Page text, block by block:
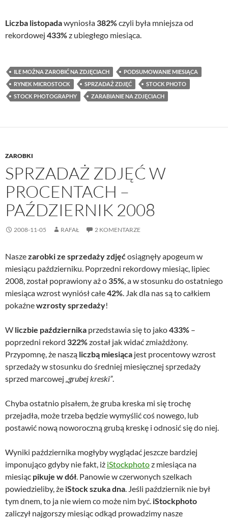
Liczba listopadawyniosła 382%czyli była mniejsza od
rekordowej 433%z ubiegłego miesiąca.
ILE MOŻNA ZAROBIĆ NA ZDJĘCIACH
PODSUMOWANIE MIESIĄCA
RYNEK MICROSTOCK
SPRZADAŻ ZDJĘĆ
STOCK PHOTO
STOCK PHOTOGRAPHY
ZARABIANIE NA ZDJĘCIACH
ZAROBKI
SPRZADAŻ ZDJĘĆ W
PROCENTACH –
PAŹDZIERNIK 2008
2008-11-05 RAFAŁ 2 KOMENTARZE
Naszezarobki ze sprzedaży zdjęćosiągnęły apogeum w
miesiącu październiku. Poprzedni rekordowy miesiąc, lipiec
2008, został poprawiony aż o 35%, a w stosunku do ostatniego
miesiąca wzrost wyniósł całe42%. Jak dla nas są to całkiem
pokaźnewzrosty sprzedaży!
W liczbie października przedstawia się to jako433% –
poprzedni rekord 322%został jak widać zmiażdżony.
Przypomnę, że naszą liczbą miesiąca jest procentowy wzrost
sprzedaży w stosunku do średniej miesięcznej sprzedaży
sprzed marcowej „grubej kreski”.
Chyba ostatnio pisałem, że gruba kreska mi się trochę
przejadła, może trzeba będzie wymyślić coś nowego, lub
postawić nową noworoczną grubą kreskę i odnosić się do niej.
Wyniki października mogłyby wyglądać jeszcze bardziej
imponująco gdyby nie fakt, iż iStockphotoz miesiąca na
miesiąc pikuje w dół. Panowie w czerwonych szelkach
powiedzieliby, że iStock szuka dna. Jeśli październik nie był
tym dnem, to ja nie wiem co może nim być. iStockphoto
zaliczył najgorszy miesiąc odkąd prowadzimy nasze